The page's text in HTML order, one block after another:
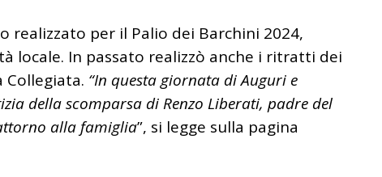
realizzato per il Palio dei Barchini 2024,
locale. In passato realizzò anche i ritratti dei
“In questa giornata di Auguri e
della scomparsa di Renzo Liberati, padre del
alla famiglia”, si legge sulla pagina